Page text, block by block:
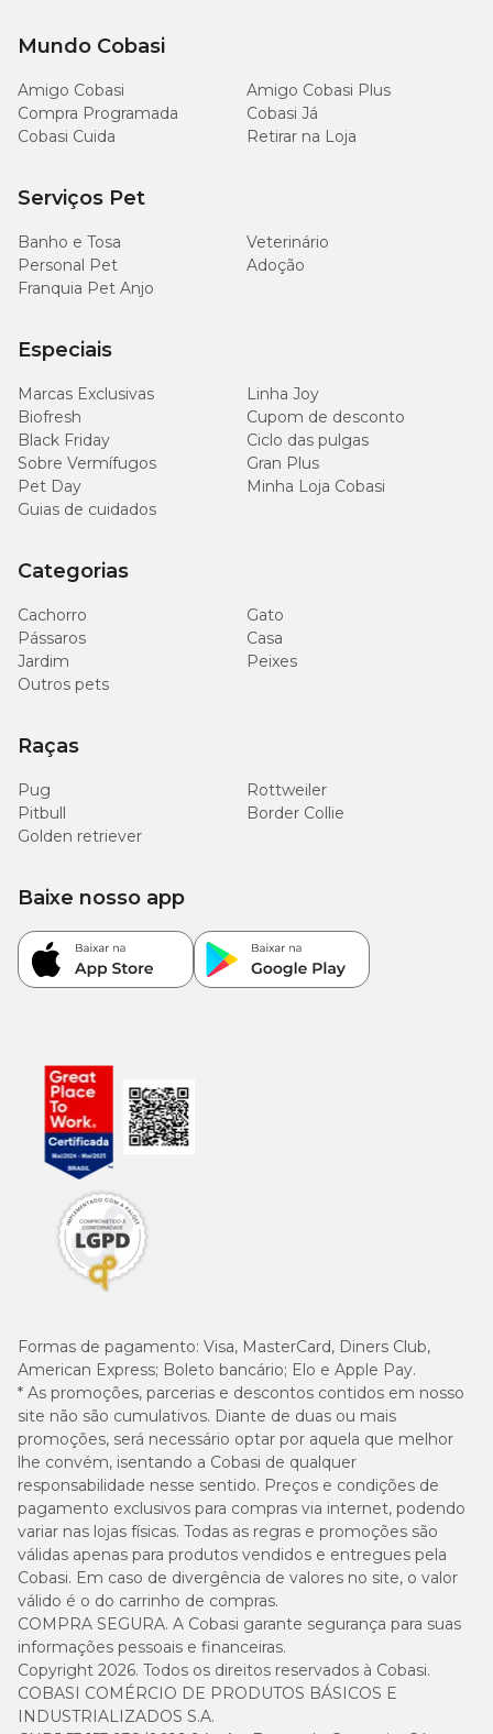
Mundo Cobasi
Amigo Cobasi
Amigo Cobasi Plus
Compra Programada
Cobasi Já
Cobasi Cuida
Retirar na Loja
Serviços Pet
Banho e Tosa
Veterinário
Personal Pet
Adoção
Franquia Pet Anjo
Especiais
Marcas Exclusivas
Linha Joy
Biofresh
Cupom de desconto
Black Friday
Ciclo das pulgas
Sobre Vermífugos
Gran Plus
Pet Day
Minha Loja Cobasi
Guias de cuidados
Categorias
Cachorro
Gato
Pássaros
Casa
Jardim
Peixes
Outros pets
Raças
Pug
Rottweiler
Pitbull
Border Collie
Golden retriever
Formas de pagamento: Visa, MasterCard, Diners Club,
American Express; Boleto bancário; Elo e Apple Pay.
* As promoções, parcerias e descontos contidos em nosso
site não são cumulativos. Diante de duas ou mais
promoções, será necessário optar por aquela que melhor
lhe convém, isentando a Cobasi de qualquer
responsabilidade nesse sentido. Preços e condições de
pagamento exclusivos para compras via internet, podendo
variar nas lojas físicas. Todas as regras e promoções são
válidas apenas para produtos vendidos e entregues pela
Cobasi. Em caso de divergência de valores no site, o valor
válido é o do carrinho de compras.
COMPRA SEGURA. A Cobasi garante segurança para suas
informações pessoais e financeiras.
Copyright 2026. Todos os direitos reservados à Cobasi.
COBASI COMÉRCIO DE PRODUTOS BÁSICOS E
INDUSTRIALIZADOS S.A.
Baixe nosso app